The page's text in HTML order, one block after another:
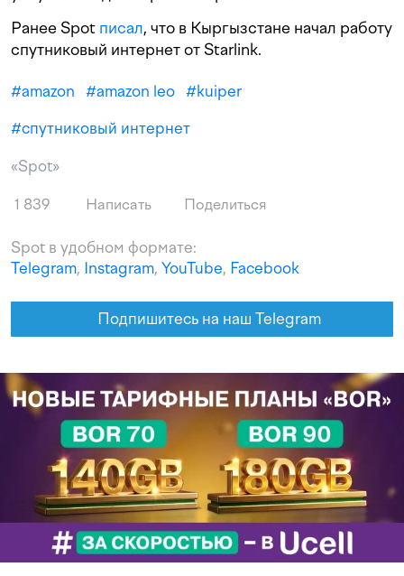
Ранее Spot писал, что в Кыргызстане начал работу
спутниковый интернет от Starlink.
#amazon #amazon leo #kuiper
#спутниковый интернет
«Spot»
1 839 Написать Поделиться
Spot в удобном формате:
Telegram, Instagram, YouTube, Facebook
Подпишитесь на наш Telegram